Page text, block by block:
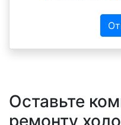
Оставьте
ремонту